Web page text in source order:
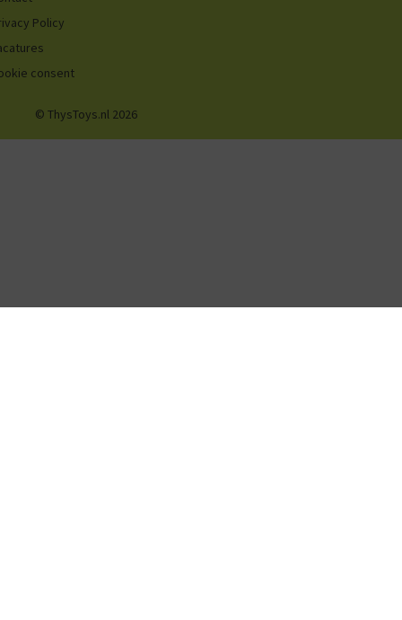
Policy
consent
© ThysToys.nl 2026